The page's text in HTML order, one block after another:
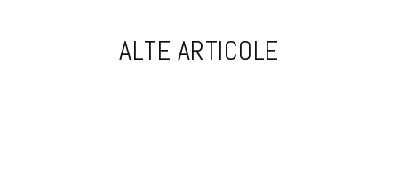
ALTE ARTICOLE